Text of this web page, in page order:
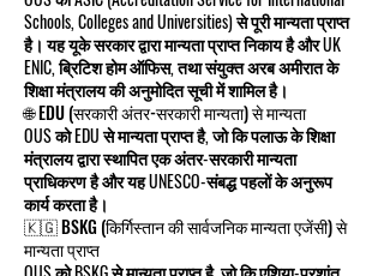
Schools, Colleges and Universities) से पूरी मान्यता प्राप्त
है। यह यूके सरकार द्वारा मान्यता प्राप्त निकाय है और UK
ENIC, ब्रिटिश होम ऑफिस, तथा संयुक्त अरब अमीरात के
शिक्षा मंत्रालय की अनुमोदित सूची में शामिल है।
🌐 EDU (सरकारी अंतर-सरकारी मान्यता) से मान्यता
OUS को EDU से मान्यता प्राप्त है, जो कि पलाऊ के शिक्षा
मंत्रालय द्वारा स्थापित एक अंतर-सरकारी मान्यता
प्राधिकरण है और यह UNESCO-संबद्ध पहलों के अनुरूप
कार्य करता है।
🇰🇬 BSKG (किर्गिस्तान की सार्वजनिक मान्यता एजेंसी) से
मान्यता प्राप्त